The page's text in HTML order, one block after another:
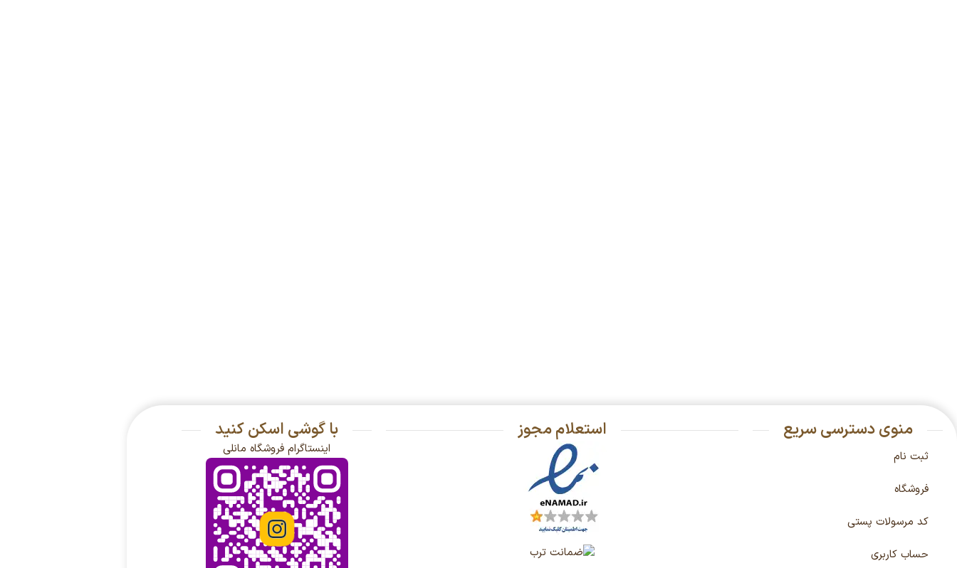
منوی دسترسی سریع
ثبت نام
فروشگاه
کد مرسولات پستی
حساب کاربری
استعلام مجوز با گوشی اسکن کنید
اینستاگرام فروشگاه مانلی